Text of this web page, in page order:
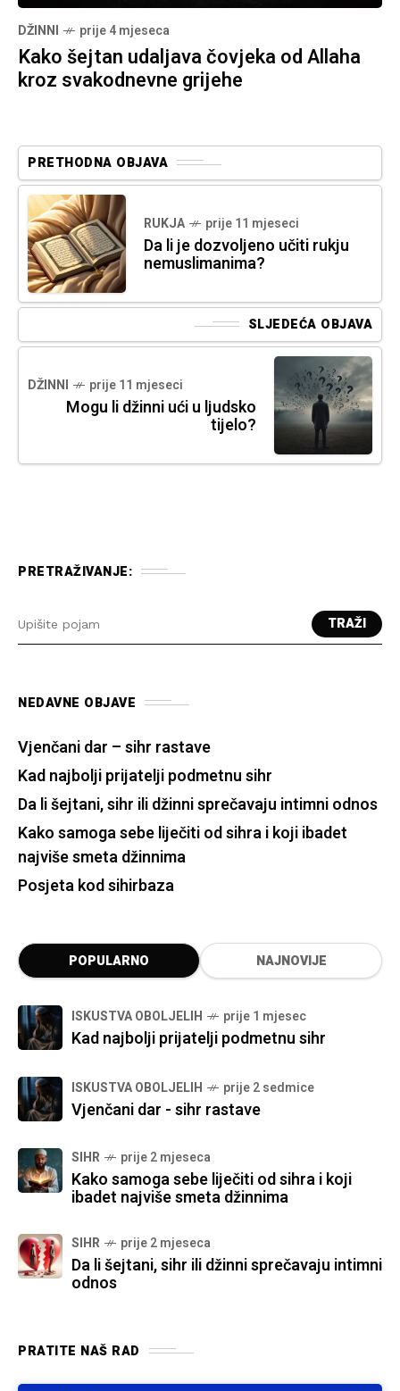
DŽINNI prije 4 mjeseca
Kako šejtan udaljava čovjeka od Allaha
kroz svakodnevne grijehe
PRETHODNA OBJAVA
RUKJA prije 11 mjeseci
Da li je dozvoljeno učiti rukju
nemuslimanima?
SLJEDEĆA OBJAVA
DŽINNI prije 11 mjeseci
Mogu li džinni ući u ljudsko
tijelo?
PRETRAŽIVANJE:
TRAŽI
NEDAVNE OBJAVE
Vjenčani dar – sihr rastave
Kad najbolji prijatelji podmetnu sihr
Da li šejtani, sihr ili džinni sprečavaju intimni odnos
Kako samoga sebe liječiti od sihra i koji ibadet
najviše smeta džinnima
Posjeta kod sihirbaza
POPULARNO NAJNOVIJE
ISKUSTVA OBOLJELIH prije 1 mjesec
Kad najbolji prijatelji podmetnu sihr
ISKUSTVA OBOLJELIH prije 2 sedmice
Vjenčani dar - sihr rastave
SIHR prije 2 mjeseca
Kako samoga sebe liječiti od sihra i koji
ibadet najviše smeta džinnima
SIHR prije 2 mjeseca
Da li šejtani, sihr ili džinni sprečavaju intimni
odnos
PRATITE NAŠ RAD